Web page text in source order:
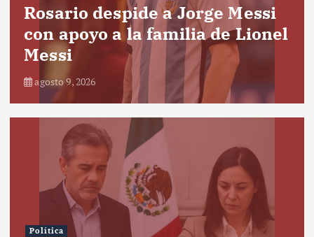
Rosario despide a Jorge Messi
con apoyo a la familia de Lionel
Messi
agosto 9, 2026
Política